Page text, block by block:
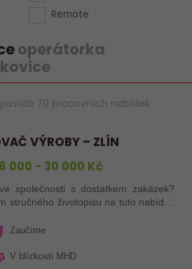
Remote
operátorka
70 pracovních nabídek:
VÝROBY – ZLÍN
000 - 30 000 Kč
společnosti s dostatkem zakázek?
stručného životopisu na tuto nabídku
Zaučíme
V blízkosti MHD